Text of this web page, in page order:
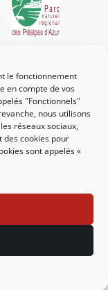
le fonctionnement
en compte de vos
"Fonctionnels"
nous utilisons
réseaux sociaux,
des cookies pour
sont appelés «